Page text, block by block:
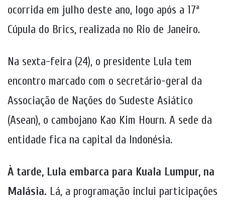
ocorrida em julho deste ano, logo após a 17ª
Cúpula do Brics, realizada no Rio de Janeiro.
Na sexta-feira (24), o presidente Lula tem
encontro marcado com o secretário-geral da
Associação de Nações do Sudeste Asiático
(Asean), o cambojano Kao Kim Hourn. A sede da
entidade fica na capital da Indonésia.
À tarde, Lula embarca para Kuala Lumpur, na
Malásia. Lá, a programação inclui participações